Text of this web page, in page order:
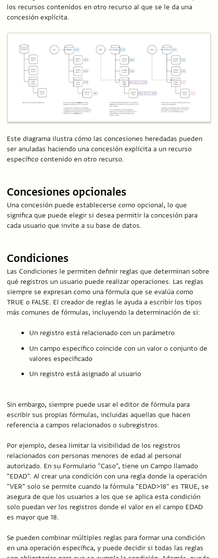
los recursos contenidos en otro recurso al que se le da una
concesión explícita.
Este diagrama ilustra cómo las concesiones heredadas pueden
ser anuladas haciendo una concesión explícita a un recurso
específico contenido en otro recurso.
Concesiones opcionales
Una concesión puede establecerse como opcional, lo que
significa que puede elegir si desea permitir la concesión para
cada usuario que invite a su base de datos.
Condiciones
Las Condiciones le permiten definir reglas que determinan sobre
qué registros un usuario puede realizar operaciones. Las reglas
siempre se expresan como una fórmula que se evalúa como
TRUE o FALSE. El creador de reglas le ayuda a escribir los tipos
más comunes de fórmulas, incluyendo la determinación de si:
Un registro está relacionado con un parámetro
Un campo específico coincide con un valor o conjunto de
valores especificado
Un registro está asignado al usuario
Sin embargo, siempre puede usar el editor de fórmula para
escribir sus propias fórmulas, incluidas aquellas que hacen
referencia a campos relacionados o subregistros.
Por ejemplo, desea limitar la visibilidad de los registros
relacionados con personas menores de edad al personal
autorizado. En su Formulario "Caso", tiene un Campo llamado
"EDAD". Al crear una condición con una regla donde la operación
"VER" solo se permite cuando la fórmula "EDAD>18" es TRUE, se
asegura de que los usuarios a los que se aplica esta condición
solo puedan ver los registros donde el valor en el campo EDAD
es mayor que 18.
Se pueden combinar múltiples reglas para formar una condición
en una operación específica, y puede decidir si todas las reglas